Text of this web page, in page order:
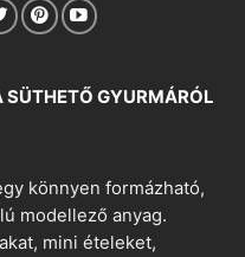
GYURMÁRÓL
könnyen formázható,
modellező anyag.
mini ételeket,